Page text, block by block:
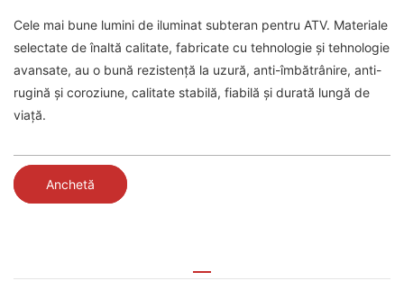
Cele mai bune lumini de iluminat subteran pentru ATV. Materiale
selectate de înaltă calitate, fabricate cu tehnologie și tehnologie
avansate, au o bună rezistență la uzură, anti-îmbătrânire, anti-
rugină și coroziune, calitate stabilă, fiabilă și durată lungă de
viață.
Anchetă